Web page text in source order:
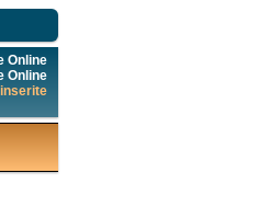
Online
Online